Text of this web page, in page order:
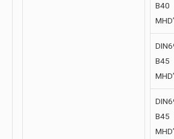
B40
B45
B45